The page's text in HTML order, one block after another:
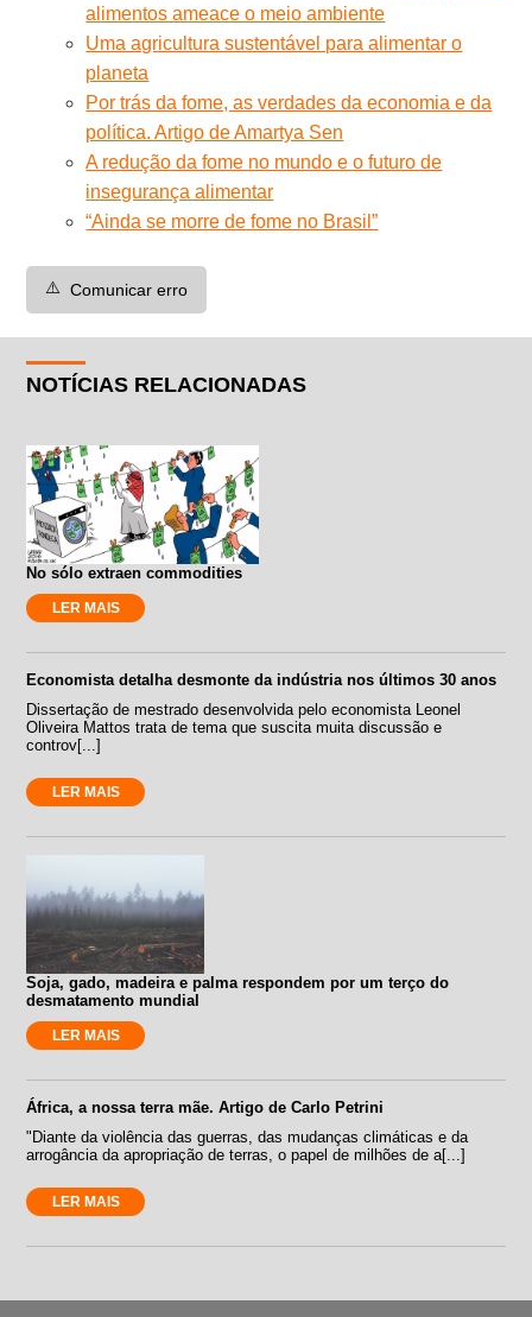
alimentos ameace o meio ambiente
Uma agricultura sustentável para alimentar o
planeta
Por trás da fome, as verdades da economia e da
política. Artigo de Amartya Sen
A redução da fome no mundo e o futuro de
insegurança alimentar
“Ainda se morre de fome no Brasil”
⚠️ Comunicar erro
NOTÍCIAS RELACIONADAS
No sólo extraen commodities
LER MAIS
Economista detalha desmonte da indústria nos últimos 30 anos
Dissertação de mestrado desenvolvida pelo economista Leonel
Oliveira Mattos trata de tema que suscita muita discussão e
controv[...]
LER MAIS
Soja, gado, madeira e palma respondem por um terço do
desmatamento mundial
LER MAIS
África, a nossa terra mãe. Artigo de Carlo Petrini
"Diante da violência das guerras, das mudanças climáticas e da
arrogância da apropriação de terras, o papel de milhões de a[...]
LER MAIS